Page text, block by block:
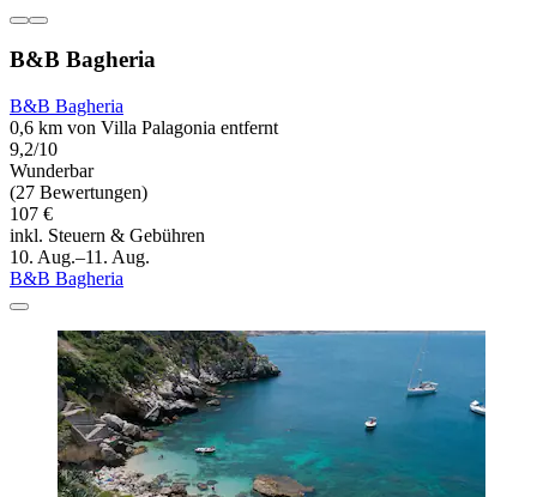
B&B Bagheria
B&B Bagheria
0,6 km von Villa Palagonia entfernt
9,2/10
Wunderbar
(27 Bewertungen)
107 €
inkl. Steuern & Gebühren
10. Aug.–11. Aug.
B&B Bagheria